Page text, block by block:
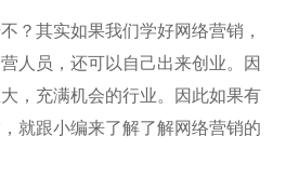
？其实如果我们学好网络营销，
人员，还可以自己出来创业。因
，充满机会的行业。因此如果有
就跟小编来了解了解网络营销的